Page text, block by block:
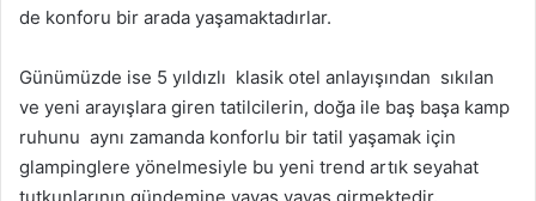
de konforu bir arada yaşamaktadırlar.
Günümüzde ise 5 yıldızlı klasik otel anlayışından sıkılan
ve yeni arayışlara giren tatilcilerin, doğa ile baş başa kamp
ruhunu aynı zamanda konforlu bir tatil yaşamak için
glampinglere yönelmesiyle bu yeni trend artık seyahat
tutkunlarının gündemine yavaş yavaş girmektedir.